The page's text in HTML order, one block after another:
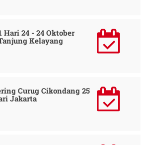
24 - 24 Oktober
Kelayang
Curug Cikondang 25
Jakarta